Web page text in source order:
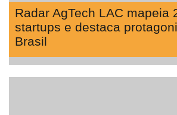
Radar AgTech LAC mapeia
startups e destaca
Brasil